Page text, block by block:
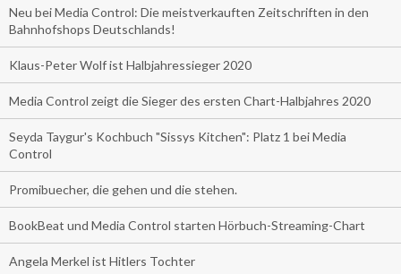
Neu bei Media Control: Die meistverkauften Zeitschriften in den
Bahnhofshops Deutschlands!
Klaus-Peter Wolf ist Halbjahressieger 2020
Media Control zeigt die Sieger des ersten Chart-Halbjahres 2020
Seyda Taygur's Kochbuch "Sissys Kitchen": Platz 1 bei Media
Control
Promibuecher, die gehen und die stehen.
BookBeat und Media Control starten Hörbuch-Streaming-Chart
Angela Merkel ist Hitlers Tochter